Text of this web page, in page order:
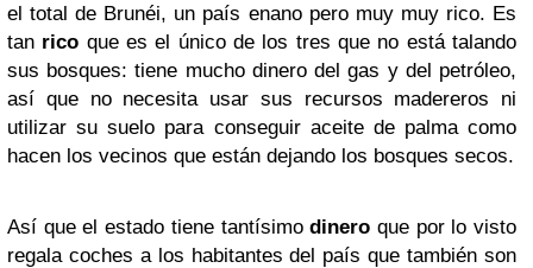
el total de Brunéi, un país enano pero muy muy rico. Es
tan rico que es el único de los tres que no está talando
sus bosques: tiene mucho dinero del gas y del petróleo,
así que no necesita usar sus recursos madereros ni
utilizar su suelo para conseguir aceite de palma como
hacen los vecinos que están dejando los bosques secos.
Así que el estado tiene tantísimodinero que por lo visto
regala coches a los habitantes del país que también son